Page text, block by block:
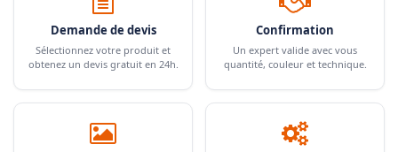
Demande de devis
Sélectionnez votre produit et
obtenez un devis gratuit en 24h.
Confirmation
Un expert valide avec vous
quantité, couleur et technique.